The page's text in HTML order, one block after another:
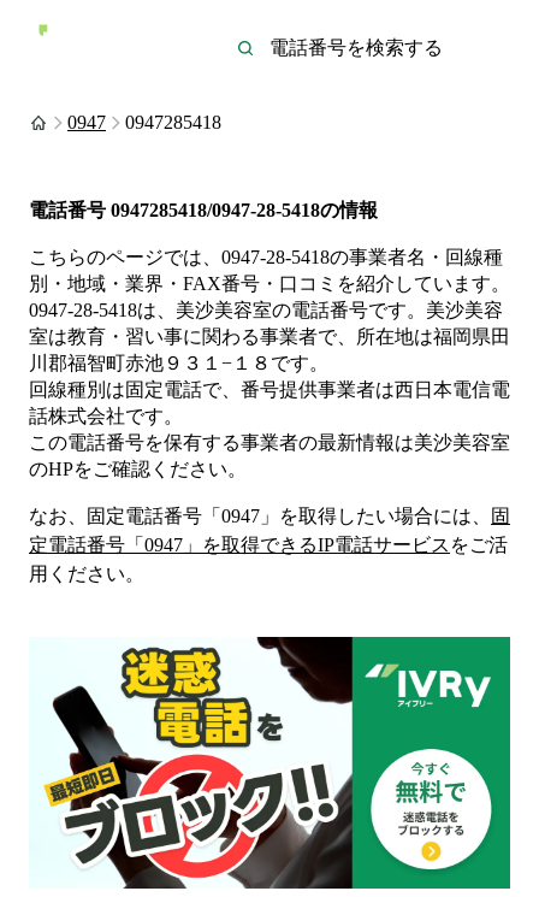
0947 0947285418
電話番号 0947285418/0947-28-5418の情報
こちらのページでは、 0947-28-5418の事業者名・回線種
別・地域・業界・FAX番号・口コミを紹介しています。
0947-28-5418は、 美沙美容室の電話番号です。 美沙美容
室は教育・習い事に関わる事業者で、所在地は福岡県田
川郡福智町赤池９３１−１８ です。
回線種別は固定電話で、番号提供事業者は西日本電信電
話株式会社です。
この電話番号を保有する事業者の最新情報は美沙美容室
のHPをご確認ください。
なお、固定電話番号「 0947 」を取得したい場合には、
固
定電話番号「 0947 」を取得できるIP電話サービス をご活
用ください。